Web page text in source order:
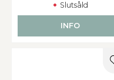
Slutsåld
INFO